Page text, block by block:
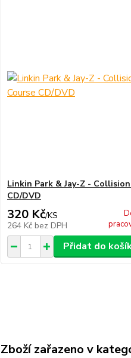
Linkin Park & Jay-Z -
CD/DVD
320 Kč/KS
264 Kč bez DPH
Přidat do
Zboží zařazeno v